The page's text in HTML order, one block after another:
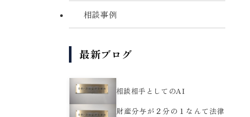
相談事例
最新ブログ
相談相手としてのAI
財産分与が２分の１なんて法律